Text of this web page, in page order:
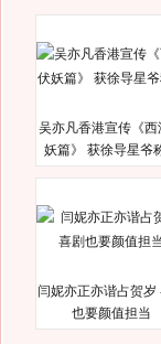
吴亦凡香港宣传《西
妖篇》 获徐导星爷
闫妮亦正亦谐占贺岁
也要颜值担当